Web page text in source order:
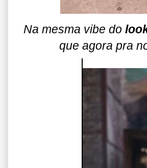
Na mesma vibe do
que agora pra